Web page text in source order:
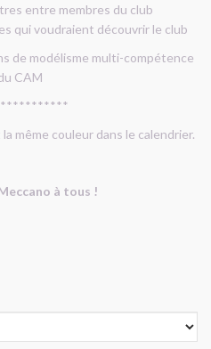
entre membres du club
qui voudraient découvrir le club
de modélisme multi-compétence
CAM
même couleur dans le calendrier.
à tous !